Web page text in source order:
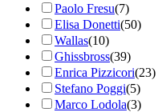
Paolo Fresu(7)
Elisa Donetti(50)
Wallas(10)
Ghissbross(39)
Enrica Pizzicori(23)
Stefano Poggi(5)
Marco Lodola(3)